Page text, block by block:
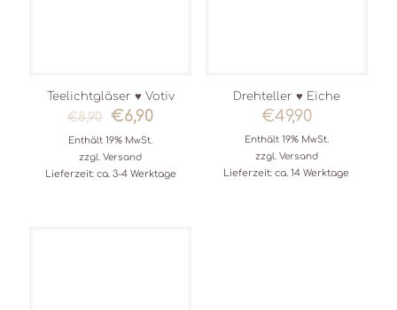
Teelichtgläser ♥ Votiv
€8,90
Ursprünglicher
Preis
war:
€8,90
€6,90Aktueller
Enthält 19% MwSt.
zzgl.Versand
Lieferzeit: ca. 3-4 Werktage
Drehteller ♥ Eiche
€49,90
Enthält 19% MwSt.
zzgl. Versand
Lieferzeit: ca. 14 Werktage